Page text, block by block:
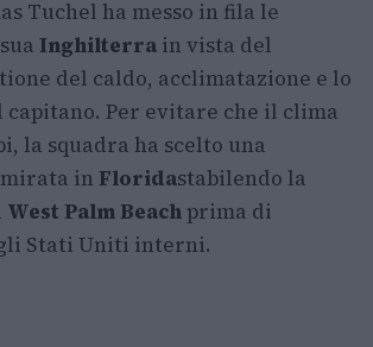
Tuchel ha messo in fila le
Inghilterra in vista del
del caldo, acclimatazione e lo
capitano. Per evitare che il clima
la squadra ha scelto una
in Floridastabilendo la
West Palm Beachprima di
Stati Uniti interni.